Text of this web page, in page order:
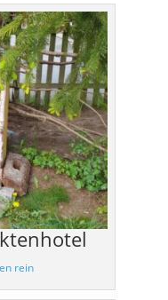
rein